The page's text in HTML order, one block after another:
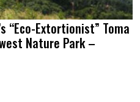
“Eco-Extortionist” Toma
Nature Park –